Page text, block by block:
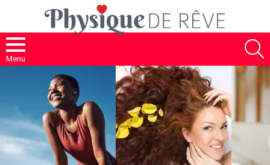
Menu